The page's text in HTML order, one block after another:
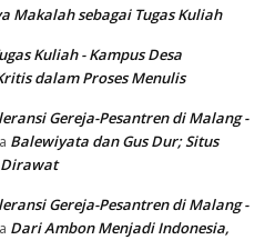
Makalah sebagai Tugas Kuliah
Kuliah - Kampus Desa
dalam Proses Menulis
Gereja-Pesantren di Malang -
Balewiyata dan Gus Dur; Situs
Dirawat
Gereja-Pesantren di Malang -
Dari Ambon Menjadi Indonesia,